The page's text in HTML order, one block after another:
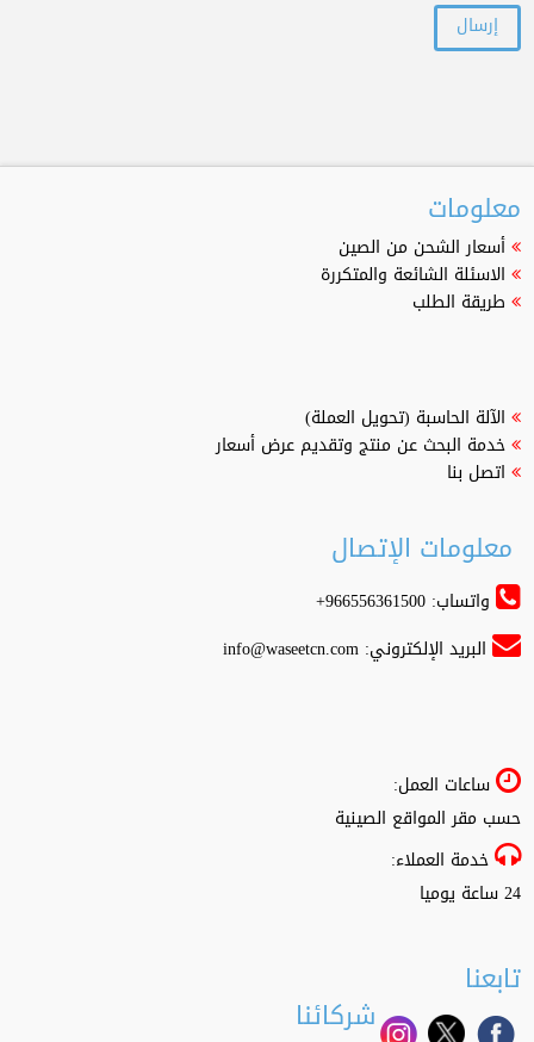
معلومات
أسعار الشحن من الصين
الاسئلة الشائعة والمتكررة
طريقة الطلب
الآلة الحاسبة (تحويل العملة)
خدمة البحث عن منتج وتقديم عرض أسعار
اتصل بنا
معلومات الإتصال
واتساب: 966556361500+
البريد الإلكتروني:info@waseetcn.com
ساعات العمل:
حسب مقر المواقع الصينية
خدمة العملاء:
24 ساعة يوميا
تابعنا
شركائنا